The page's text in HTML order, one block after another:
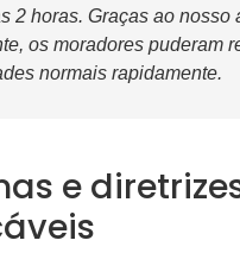
2 horas. Graças ao nosso
os moradores puderam
normais rapidamente.
e